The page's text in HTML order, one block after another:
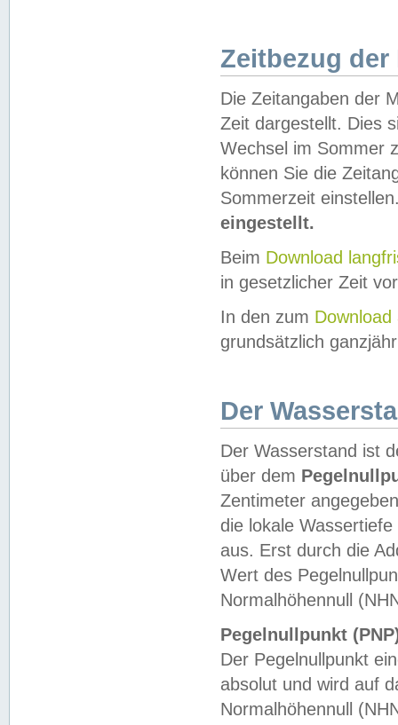
Zeitbezug der
Die Zeitangaben der
Zeit dargestellt. Dies
Wechsel im Sommer
können Sie die
Sommerzeit
eingestellt.
Beim Download
in gesetzlicher Zeit
In den zum Download
grundsätzlich
Der
Der Wasserstand ist
über dem
Zentimeter
die lokale
aus. Erst durch die
Wert des
Normalhöhennull
Pegelnullpunkt
Der Pegelnullpunkt
absolut und wird auf
Normalhöhennull